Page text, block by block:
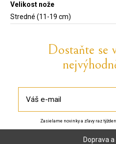
Velikost nože
Stredné (11-19 cm)
Dostaňte se
Zasielame novinky a zľavy raz
Doprava